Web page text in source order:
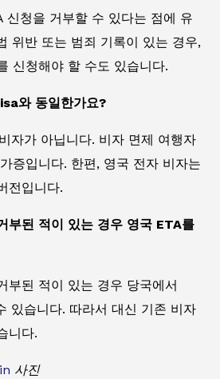
신청을 거부할 수 있다는 점에 유
위반 또는 범죄 기록이 있는 경우,
신청해야 할 수도 있습니다.
와 동일한가요?
자가 아닙니다. 비자 면제 여행자
증입니다. 한편, 영국 전자 비자는
전입니다.
부된 적이 있는 경우 영국 ETA를
부된 적이 있는 경우 당국에서
있습니다. 따라서 대신 기존 비자
니다.
사진